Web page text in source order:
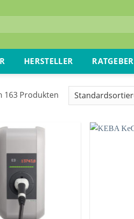
HERSTELLER RATGEBER
163 Produkten